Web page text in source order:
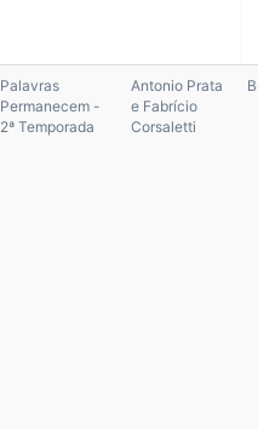
Palavras
Permanecem -
2ª Temporada
Antonio Prata
e Fabrício
Corsaletti